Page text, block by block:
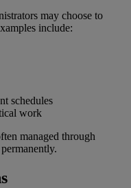
may choose to
include:
schedules
work
managed through